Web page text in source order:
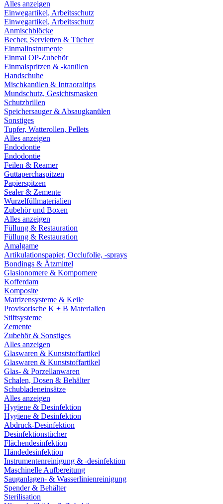
Alles anzeigen
Einwegartikel, Arbeitsschutz
Einwegartikel, Arbeitsschutz
Anmischblöcke
Becher, Servietten & Tücher
Einmalinstrumente
Einmal OP-Zubehör
Einmalspritzen & -kanülen
Handschuhe
Mischkanülen & Intraoraltips
Mundschutz, Gesichtsmasken
Schutzbrillen
Speichersauger & Absaugkanülen
Sonstiges
Tupfer, Watterollen, Pellets
Alles anzeigen
Endodontie
Endodontie
Feilen & Reamer
Guttaperchaspitzen
Papierspitzen
Sealer & Zemente
Wurzelfüllmaterialien
Zubehör und Boxen
Alles anzeigen
Füllung & Restauration
Füllung & Restauration
Amalgame
Artikulationspapier, Occlufolie, -sprays
Bondings & Ätzmittel
Glasionomere & Kompomere
Kofferdam
Komposite
Matrizensysteme & Keile
Provisorische K + B Materialien
Stiftsysteme
Zemente
Zubehör & Sonstiges
Alles anzeigen
Glaswaren & Kunststoffartikel
Glaswaren & Kunststoffartikel
Glas- & Porzellanwaren
Schalen, Dosen & Behälter
Schubladeneinsätze
Alles anzeigen
Hygiene & Desinfektion
Hygiene & Desinfektion
Abdruck-Desinfektion
Desinfektionstücher
Flächendesinfektion
Händedesinfektion
Instrumentenreinigung & -desinfektion
Maschinelle Aufbereitung
Sauganlagen- & Wasserlinienreinigung
Spender & Behälter
Sterilisation